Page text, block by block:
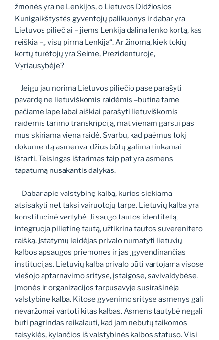
žmonės yra ne Lenkijos, o Lietuvos Didžiosios
Kunigaikštystės gyventojų palikuonys ir dabar yra
Lietuvos piliečiai – jiems Lenkija dalina lenko kortą, kas
reiškia –„ visų pirma Lenkija“. Ar žinoma, kiek tokių
kortų turėtojų yra Seime, Prezidentūroje,
Vyriausybėje?
Jeigu jau norima Lietuvos piliečio pase parašyti
pavardę ne lietuviškomis raidėmis –būtina tame
pačiame lape labai aiškiai parašyti lietuviškomis
raidėmis tarimo transkripciją, mat vienam garsui pas
mus skiriama viena raidė. Svarbu, kad paėmus tokį
dokumentą asmenvardžius būtų galima tinkamai
ištarti. Teisingas ištarimas taip pat yra asmens
tapatumą nusakantis dalykas.
Dabar apie valstybinę kalbą, kurios siekiama
atsisakyti net taksi vairuotojų tarpe. Lietuvių kalba yra
konstitucinė vertybė. Ji saugo tautos identitetą,
integruoja pilietinę tautą, užtikrina tautos suvereniteto
raišką. Įstatymų leidėjas privalo numatyti lietuvių
kalbos apsaugos priemones ir jas įgyvendinančias
institucijas. Lietuvių kalba privalo būti vartojama visose
viešojo aptarnavimo srityse, įstaigose, savivaldybėse.
Įmonės ir organizacijos tarpusavyje susirašinėja
valstybine kalba. Kitose gyvenimo srityse asmenys gali
nevaržomai vartoti kitas kalbas. Asmens tautybė negali
būti pagrindas reikalauti, kad jam nebūtų taikomos
taisyklės, kylančios iš valstybinės kalbos statuso. Visi